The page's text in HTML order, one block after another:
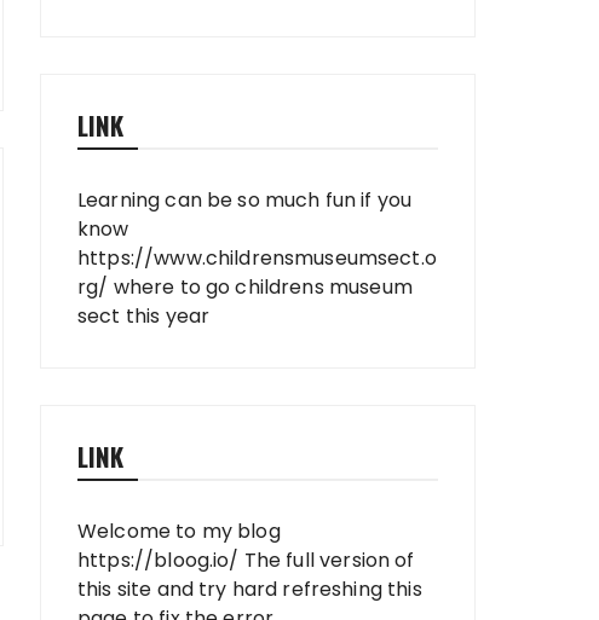
LINK
Learning can be so much fun if you
know
https://www.childrensmuseumsect.o
rg/ where to go childrens museum
sect this year
LINK
Welcome to my blog
https://bloog.io/ The full version of
this site and try hard refreshing this